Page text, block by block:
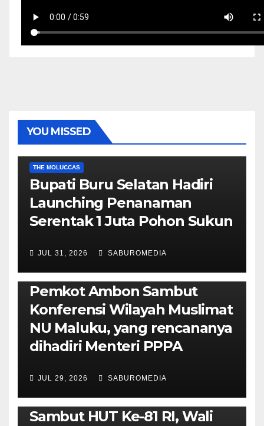
YOU MISSED
THE MOLUCCAS
Bupati Buru Selatan Hadiri
Launching Penanaman
Serentak 1 Juta Pohon Sukun
JUL 31, 2026 SABUROMEDIA
AMBON METRO JURNALISME AKTIVIS
POLITIK & PEMERINTAHAN
Pemkot Ambon Sambut
Konferensi Wilayah Muslimat
NU Maluku, yang rencananya
dihadiri Menteri PPPA
JUL 29, 2026 SABUROMEDIA
AMBON METRO POLITIK & PEMERINTAHAN
Sambut HUT Ke-81 RI, Wali